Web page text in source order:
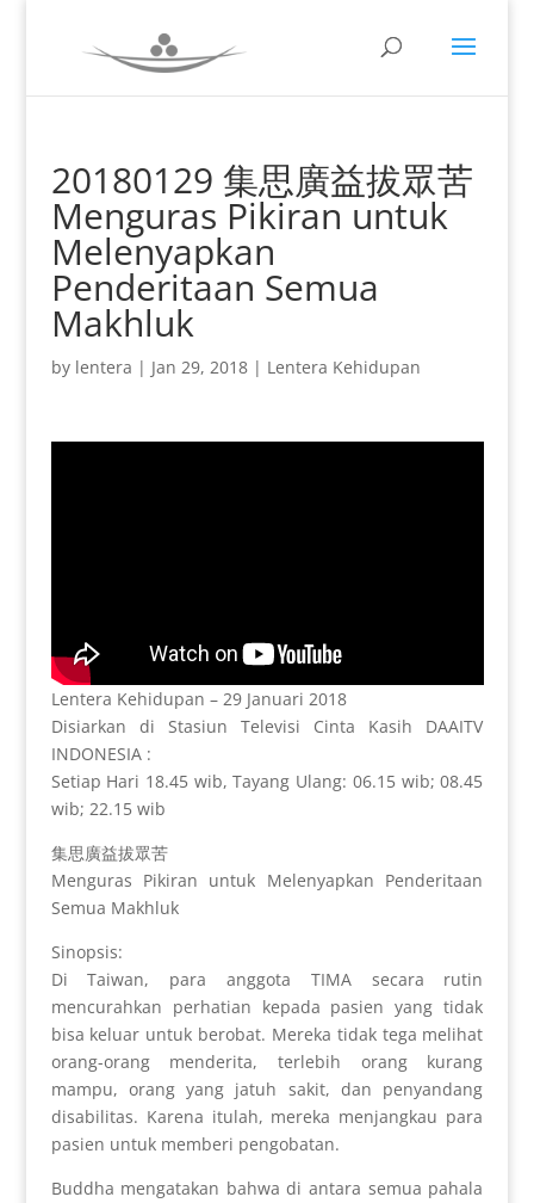
20180129 集思廣益拔眾苦
Menguras Pikiran untuk
Melenyapkan
Penderitaan Semua
Makhluk
by lentera | Jan 29, 2018| Lentera Kehidupan
Lentera Kehidupan – 29 Januari 2018
Disiarkan di Stasiun Televisi Cinta Kasih DAAITV
INDONESIA :
Setiap Hari 18.45 wib, Tayang Ulang: 06.15 wib; 08.45
wib; 22.15 wib
集思廣益拔眾苦
Menguras Pikiran untuk Melenyapkan Penderitaan
Semua Makhluk
Sinopsis:
Di Taiwan, para anggota TIMA secara rutin
mencurahkan perhatian kepada pasien yang tidak
bisa keluar untuk berobat. Mereka tidak tega melihat
orang-orang menderita, terlebih orang kurang
mampu, orang yang jatuh sakit, dan penyandang
disabilitas. Karena itulah, mereka menjangkau para
pasien untuk memberi pengobatan.
Buddha mengatakan bahwa di antara semua pahala